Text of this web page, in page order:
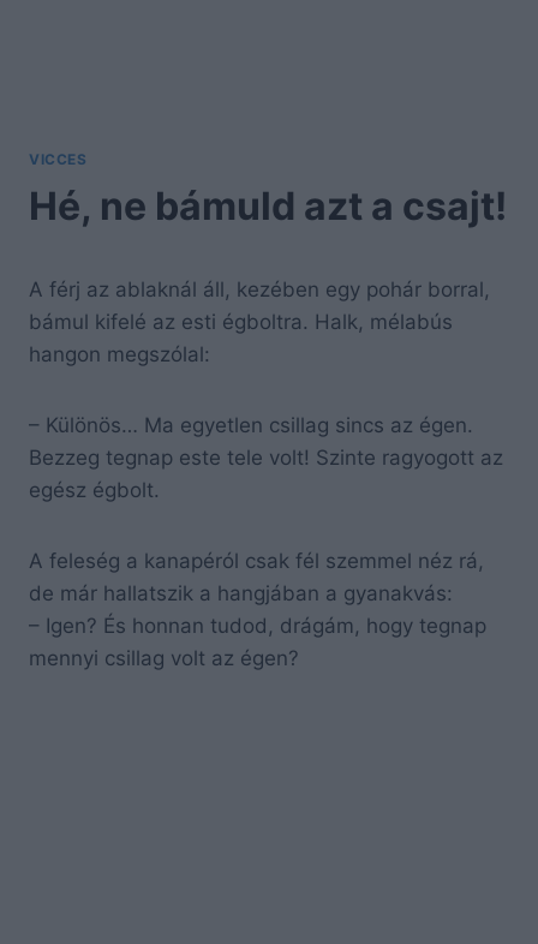
VICCES
Hé, ne bámuld azt a csajt!
A férj az ablaknál áll, kezében egy pohár borral,
bámul kifelé az esti égboltra. Halk, mélabús
hangon megszólal:
– Különös… Ma egyetlen csillag sincs az égen.
Bezzeg tegnap este tele volt! Szinte ragyogott az
egész égbolt.
A feleség a kanapéról csak fél szemmel néz rá,
de már hallatszik a hangjában a gyanakvás:
– Igen? És honnan tudod, drágám, hogy tegnap
mennyi csillag volt az égen?